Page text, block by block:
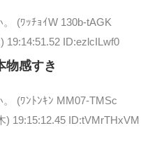
(ﾜｯﾁｮｲW 130b-tAGK
19:14:51.52 ID:ezlcILwf0
物感すき
(ﾜﾝﾄﾝｷﾝ MM07-TMSc
) 19:15:12.45 ID:tVMrTHxVM